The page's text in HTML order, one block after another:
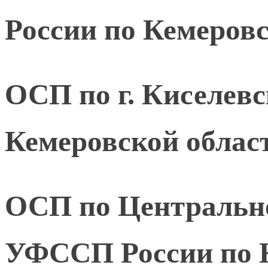
России по
ОСП по г.
Кемеровской
ОСП по
УФССП России по